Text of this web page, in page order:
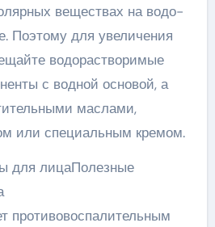
веществах на водо-
Поэтому для увеличения
водорастворимые
с водной основой, а
маслами,
или специальным кремом.
для лицаПолезные
противовоспалительным